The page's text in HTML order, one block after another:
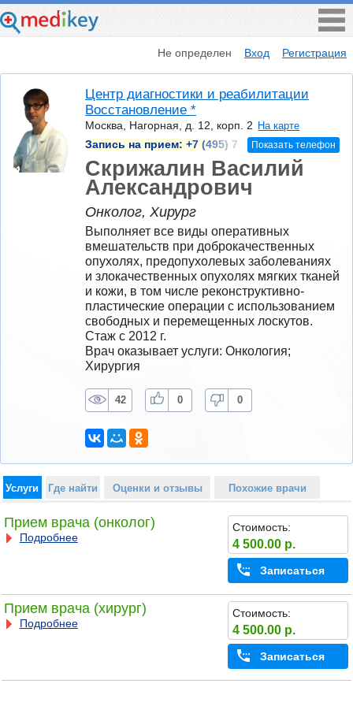
Не определен Вход Регистрация
Центр диагностики и реабилитации
Восстановление *
Москва, Нагорная, д. 12, корп. 2 На карте
Запись на прием: +7 (495) 7 Показать телефон
Скрижалин Василий
Александрович
Онколог, Хирург
Выполняет все виды оперативных
вмешательств при доброкачественных
опухолях, предопухолевых заболеваниях
и злокачественных опухолях мягких тканей
и кожи, в том числе реконструктивно-
пластические операции с использованием
свободных и перемещенных лоскутов.
Стаж с 2012 г.
Врач оказывает услуги: Онкология;
Хирургия
42 0 0
Услуги Где найти Оценки и отзывы Похожие врачи
Прием врача (онколог)
Подробнее
Стоимость:
4 500.00 р.
Записаться
Прием врача (хирург)
Подробнее
Стоимость:
4 500.00 р.
Записаться